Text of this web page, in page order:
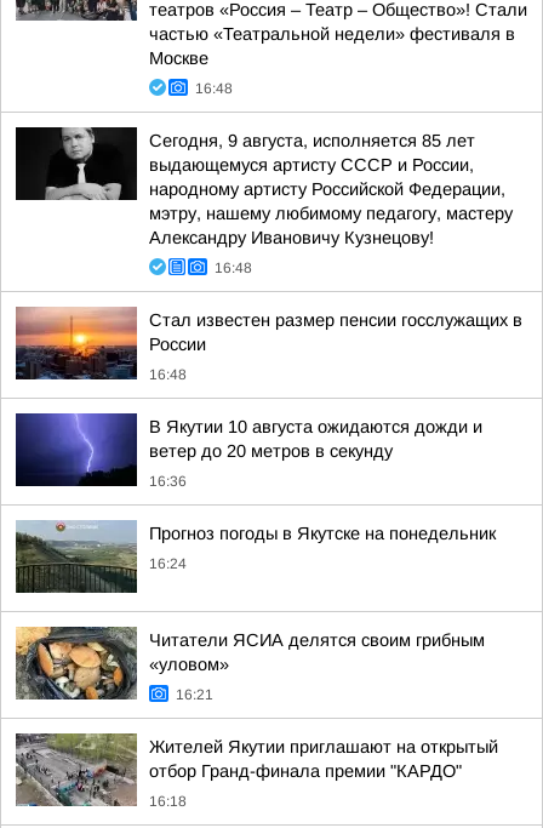
театров «Россия – Театр – Общество»! Стали
частью «Театральной недели» фестиваля в
Москве
16:48
Сегодня, 9 августа, исполняется 85 лет
выдающемуся артисту СССР и России,
народному артисту Российской Федерации,
мэтру, нашему любимому педагогу, мастеру
Александру Ивановичу Кузнецову!
16:48
Стал известен размер пенсии госслужащих в
России
16:48
В Якутии 10 августа ожидаются дожди и
ветер до 20 метров в секунду
16:36
Прогноз погоды в Якутске на понедельник
16:24
Читатели ЯСИА делятся своим грибным
«уловом»
16:21
Жителей Якутии приглашают на открытый
отбор Гранд-финала премии "КАРДО"
16:18